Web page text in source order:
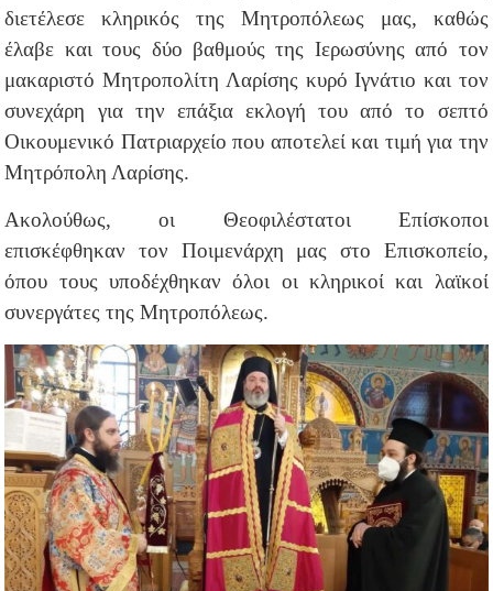
διετέλεσε κληρικός της Μητροπόλεως μας, καθώς
έλαβε και τους δύο βαθμούς της Ιερωσύνης από τον
μακαριστό Μητροπολίτη Λαρίσης κυρό Ιγνάτιο και τον
συνεχάρη για την επάξια εκλογή του από το σεπτό
Οικουμενικό Πατριαρχείο που αποτελεί και τιμή για την
Μητρόπολη Λαρίσης.
Ακολούθως, οι Θεοφιλέστατοι Επίσκοποι
επισκέφθηκαν τον Ποιμενάρχη μας στο Επισκοπείο,
όπου τους υποδέχθηκαν όλοι οι κληρικοί και λαϊκοί
συνεργάτες της Μητροπόλεως.